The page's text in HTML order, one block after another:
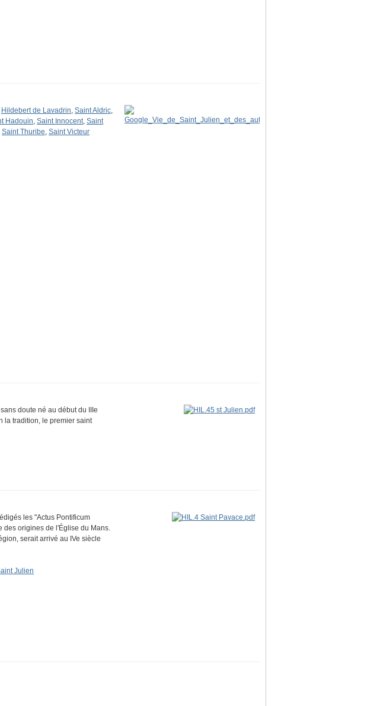
Hildebert de Lavadrin, Saint Aldric,
Hadouin, Saint Innocent, Saint
Saint Thuribe, Saint Victeur
doute né au début du IIIe
la tradition, le premier saint
les "Actus Pontificum
des origines de l'Église du Mans.
serait arrivé au IVe siècle
Julien